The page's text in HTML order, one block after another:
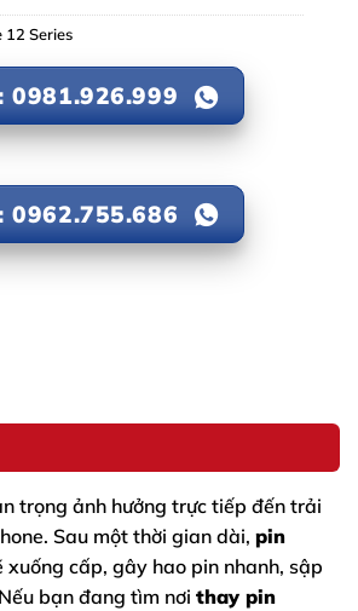
12 Series
0981.926.999
0962.755.686
trọng ảnh hưởng trực tiếp đến trải
Sau một thời gian dài, pin
xuống cấp, gây hao pin nhanh, sập
bạn đang tìm nơi thay pin